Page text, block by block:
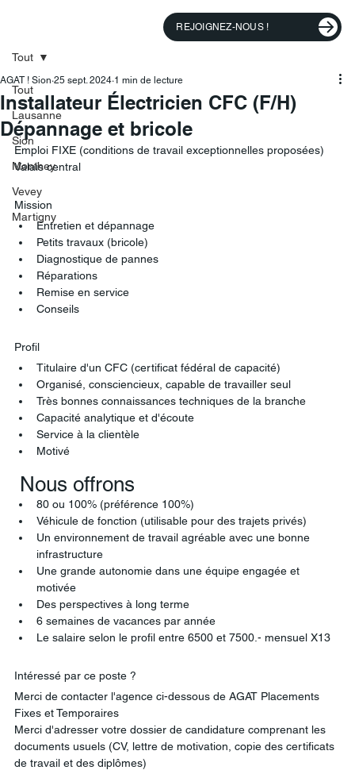
REJOIGNEZ-NOUS !
Tout
Lausanne
Sion
Monthey
Vevey
Martigny
Tout
Installateur Électricien CFC (F/H)
Dépannage et bricole
AGAT ! Sion 25 sept. 2024 1 min de lecture
Emploi FIXE (conditions de travail exceptionnelles proposées)
Valais central
Mission
Entretien et dépannage
Petits travaux (bricole)
Diagnostique de pannes
Réparations
Remise en service
Conseils
Profil
Titulaire d'un CFC (certificat fédéral de capacité)
Organisé, consciencieux, capable de travailler seul
Très bonnes connaissances techniques de la branche
Capacité analytique et d'écoute
Service à la clientèle
Motivé
Nous offrons
80 ou 100% (préférence 100%)
Véhicule de fonction (utilisable pour des trajets privés)
Un environnement de travail agréable avec une bonne
infrastructure
Une grande autonomie dans une équipe engagée et
motivée
Des perspectives à long terme
6 semaines de vacances par année
Le salaire selon le profil entre 6500 et 7500.- mensuel X13
Intéressé par ce poste ?
Merci de contacter l'agence ci-dessous de AGAT Placements
Fixes et Temporaires
Merci d'adresser votre dossier de candidature comprenant les
documents usuels (CV, lettre de motivation, copie des certificats
de travail et des diplômes)